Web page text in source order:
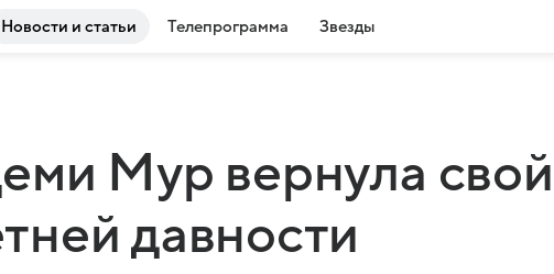
Новости и статьи Телепрограмма Звезды
Мур вернула свой
давности